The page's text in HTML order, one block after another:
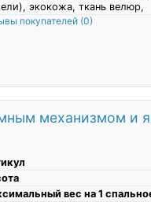
экокожа, ткань велюр,
покупателей (0)
механизмом и
вес на 1